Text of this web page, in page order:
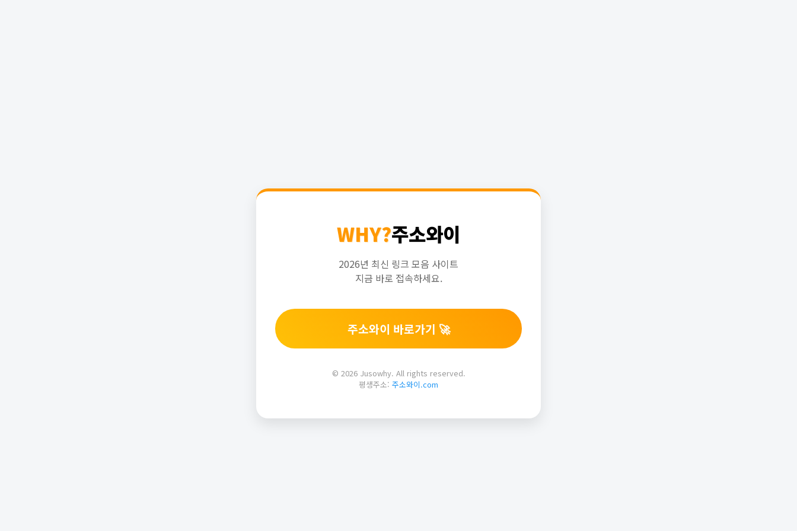
WHY?주소와이
2026년 최신 링크 모음 사이트
지금 바로 접속하세요.
주소와이 바로가기 🚀
© 2026 Jusowhy. All rights reserved.
평생주소: 주소와이.com